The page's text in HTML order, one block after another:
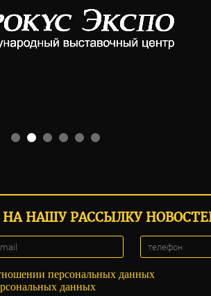
НАШУ РАССЫЛКУ
персональных данных
данных